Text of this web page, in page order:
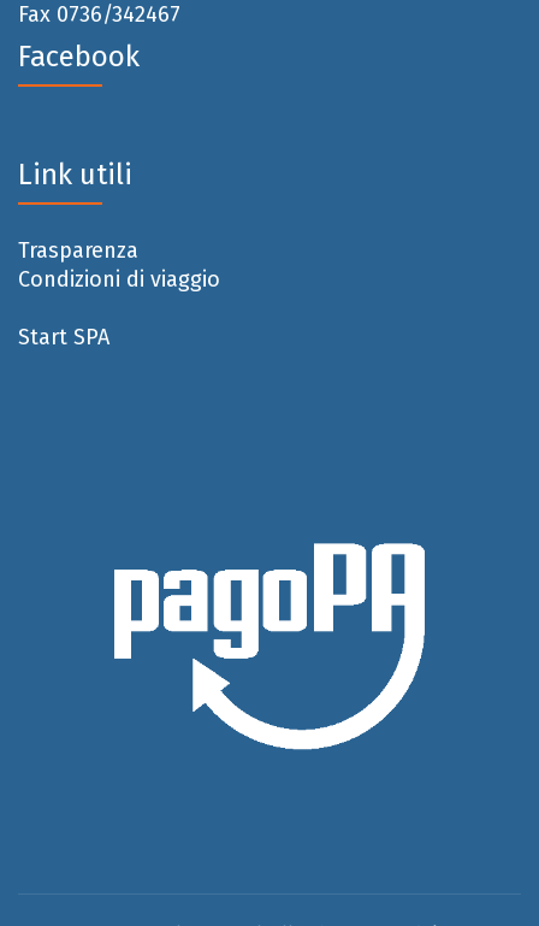
Fax 0736/342467
Facebook
Link utili
Trasparenza
Condizioni di viaggio
Start SPA